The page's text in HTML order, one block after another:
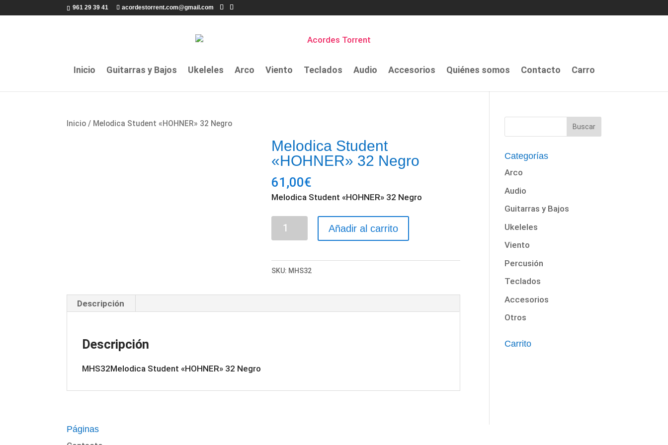
961 29 39 41 acordestorrent.com@gmail.com
Inicio Guitarras y Bajos Ukeleles Arco Viento Teclados Audio Accesorios Quiénes somos Contacto Carro
Inicio / Melodica Student «HOHNER» 32 Negro
Melodica Student
«HOHNER» 32 Negro
61,00€
Melodica Student «HOHNER» 32 Negro
Melodica
32
Añadir al carrito
SKU: MHS32
Descripción
Descripción
MHS32Melodica Student «HOHNER» 32 Negro
Categorías
Arco
Audio
Guitarras y Bajos
Ukeleles
Viento
Percusión
Teclados
Accesorios
Otros
Carrito
Páginas